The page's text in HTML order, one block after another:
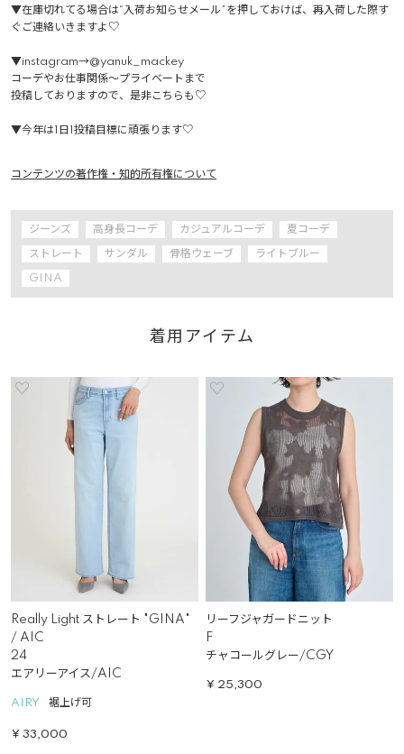
▼在庫切れてる場合は“入荷お知らせメール”を押しておけば、再入荷した際す
ぐご連絡いきますよ♡
▼instagram→@yanuk_mackey
コーデやお仕事関係〜プライベートまで
投稿しておりますので、是非こちらも♡
コンテンツの著作権・知的所有権について
ジーンズ 高身長コーデ カジュアルコーデ 夏コーデ
ストレート サンダル 骨格ウェーブ ライトブルー
GINA
着用アイテム
Really Light ストレート "GINA"
/ AIC
24
エアリーアイス/AIC
AIRY 裾上げ可
¥ 33,000
リーフジャガードニット
F
チャコールグレー/CGY
¥ 25,300